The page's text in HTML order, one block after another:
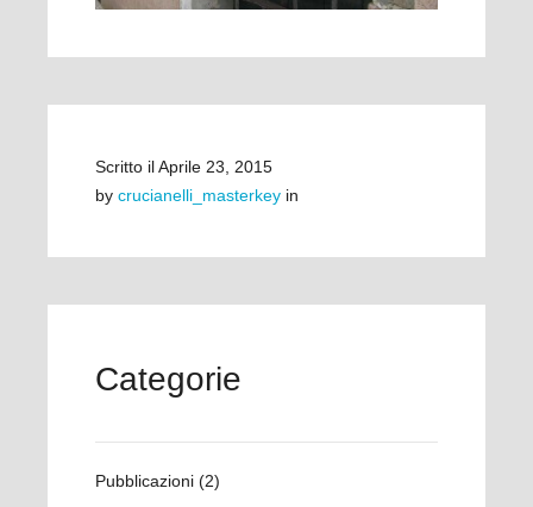
Scritto ilAprile 23, 2015
by crucianelli_masterkey in
Categorie
Pubblicazioni (2)